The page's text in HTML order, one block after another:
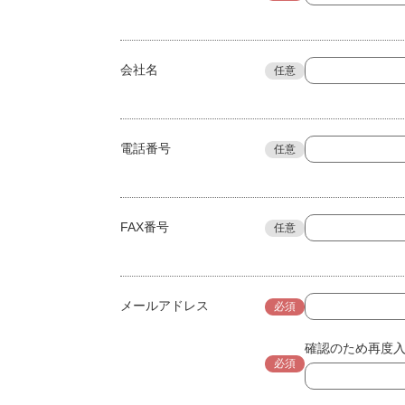
会社名 任意
電話番号 任意
FAX番号 任意
メールアドレス 必須
必須
確認のため再度